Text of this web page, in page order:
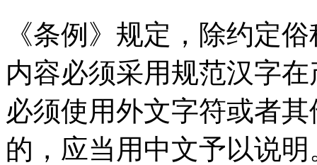
《条例》规定，除约定
内容必须采用规范汉字
必须使用外文字符或者
的，应当用中文予以说明